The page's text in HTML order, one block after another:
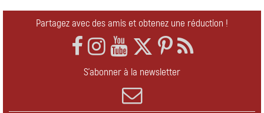
Partagez avec des amis et obtenez une réduction !
S'abonner à la newsletter